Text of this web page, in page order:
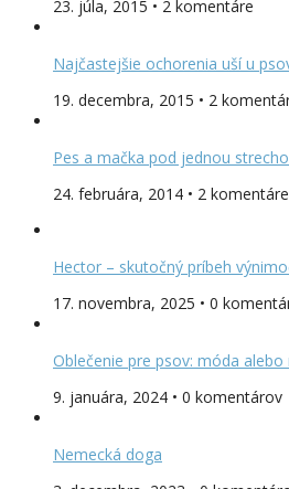
23. júla, 2015 • 2 komentáre
Najčastejšie ochorenia uší u
19. decembra, 2015 • 2
Pes a mačka pod jednou
24. februára, 2014 • 2 komentáre
Hector – skutočný príbeh
17. novembra, 2025 • 0
Oblečenie pre psov: móda
9. januára, 2024 • 0 komentárov
Nemecká doga